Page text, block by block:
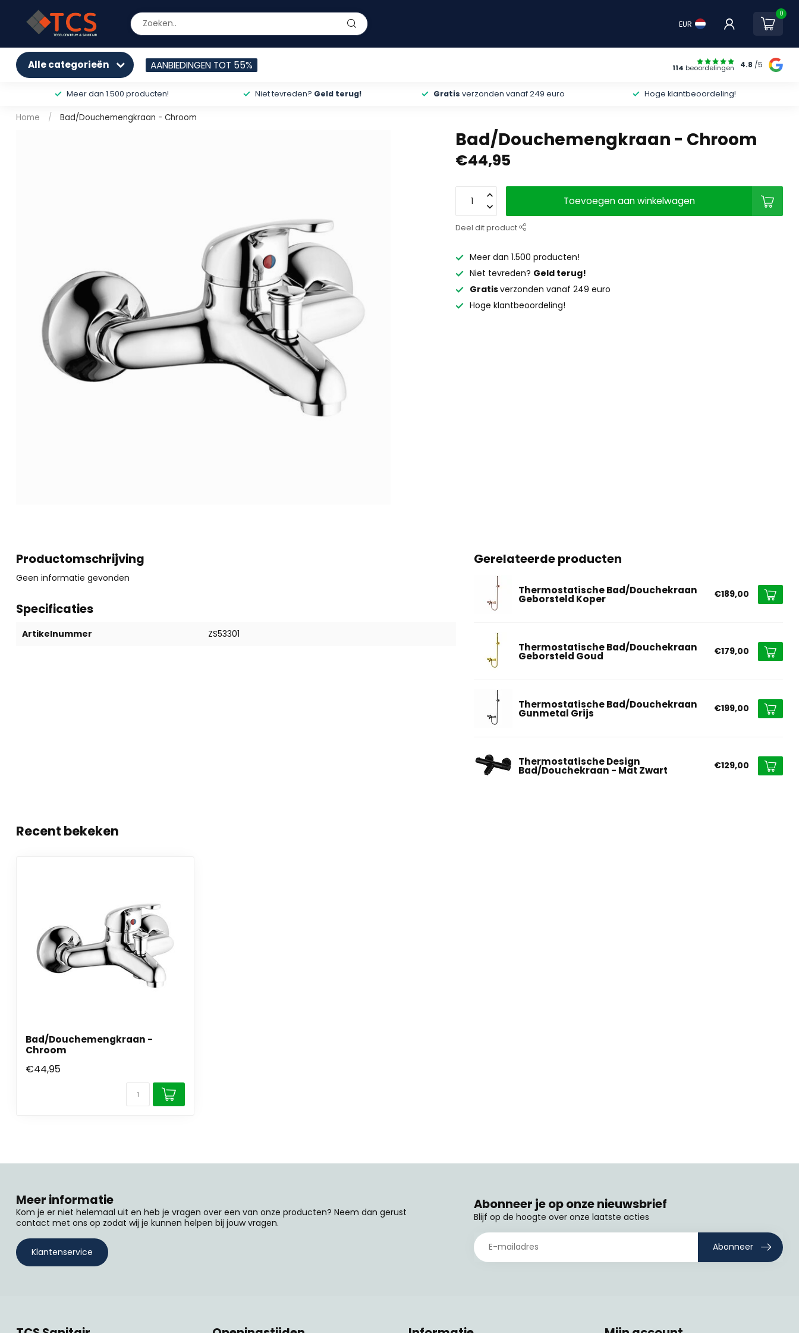
EUR
0
Alle categorieën AANBIEDINGEN TOT 55% 114 beoordelingen 4.8 /5
Meer dan 1.500 producten! Niet tevreden? Geld terug! Gratis verzonden vanaf 249 euro Hoge klantbeoordeling!
Home / Bad/Douchemengkraan - Chroom
Bad/Douchemengkraan - Chroom
€44,95
Toevoegen aan winkelwagen
Deel dit product
Meer dan 1.500 producten!
Niet tevreden? Geld terug!
Gratisverzonden vanaf 249 euro
Hoge klantbeoordeling!
Productomschrijving
Geen informatie gevonden
Specificaties
Artikelnummer ZS53301
Gerelateerde producten
Thermostatische Bad/Douchekraan
Geborsteld Koper €189,00
Thermostatische Bad/Douchekraan
Geborsteld Goud €179,00
Thermostatische Bad/Douchekraan
Gunmetal Grijs €199,00
Thermostatische Design
Bad/Douchekraan - Mat Zwart €129,00
Recent bekeken
Bad/Douchemengkraan -
Chroom
€44,95
Meer informatie
Kom je er niet helemaal uit en heb je vragen over een van onze producten? Neem dan gerust
contact met ons op zodat wij je kunnen helpen bij jouw vragen.
Klantenservice
Abonneer je op onze nieuwsbrief
Blijf op de hoogte over onze laatste acties
Abonneer